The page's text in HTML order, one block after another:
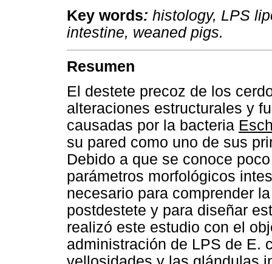
Key words: histology, LPS
intestine, weaned pigs.
Resumen
El destete precoz de los
alteraciones estructurales y
causadas por la bacteria
su pared como uno de sus
Debido a que se conoce
parámetros morfológicos
necesario para comprender
postdestete y para diseñar
realizó este estudio con el
administración de LPS de E.